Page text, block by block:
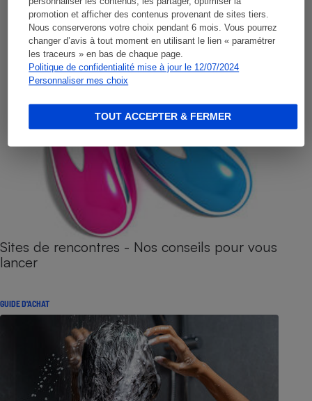
promotion et afficher des contenus provenant de sites tiers.
Nous conserverons votre choix pendant 6 mois. Vous pourrez
changer d’avis à tout moment en utilisant le lien « paramétrer
les traceurs » en bas de chaque page.
Politique de confidentialité mise à jour le 12/07/2024
Personnaliser mes choix
TOUT ACCEPTER & FERMER
Sites de rencontres - Nos conseils pour vous
lancer
GUIDE D'ACHAT